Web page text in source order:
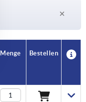
Menge Bestellen